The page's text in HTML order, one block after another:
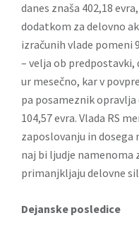
danes znaša 402,18
dodatkom za delovno
izračunih vlade pomeni
– velja ob predpostavki,
ur mesečno, kar v
pa posameznik opravlja
104,57 evra. Vlada RS
zaposlovanju in dosega
naj bi ljudje
primanjkljaju delovne
Dejanske posledice